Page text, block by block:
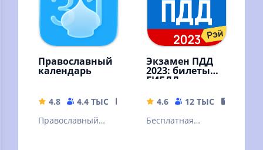
Православный
календарь
4.8 4.4 ТЫС
152.94 MB
Православный
Экзамен ПДД
2023: билеты
ГИБДД
4.6 12 ТЫС
Бесплатная